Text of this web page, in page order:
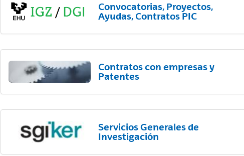
Convocatorias, Proyectos,
Ayudas, Contratos PIC
Contratos con empresas y
Patentes
Servicios Generales de
Investigación